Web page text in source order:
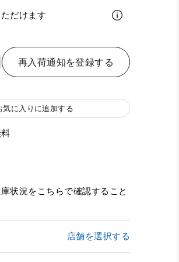
だけます
再入荷通知を登録する
気に入りに追加する
状況をこちらで確認すること
店舗を選択する